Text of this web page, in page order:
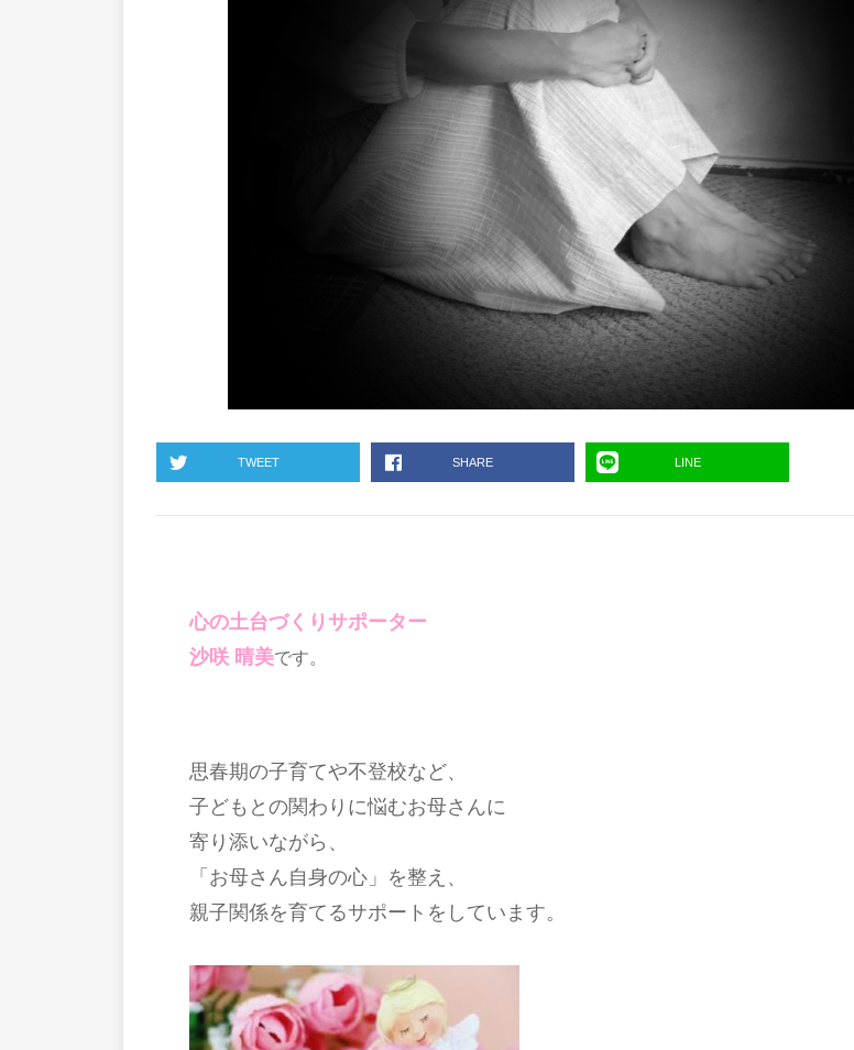
TWEET SHARE LINE
心の土台づくりサポーター
沙咲 晴美です。
思春期の子育てや不登校など、
子どもとの関わりに悩むお母さんに
寄り添いながら、
「お母さん自身の心」を整え、
親子関係を育てるサポートをしています。